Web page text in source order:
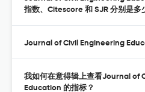
指数、Citescore 和 SJR 分别是多
Journal of Civil Engineering
我如何在意得辑上查看Journal of
Education 的指标？